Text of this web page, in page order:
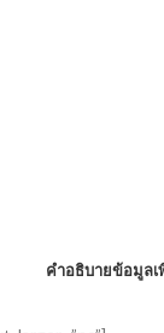
คำอธิบายข้อมูลเ